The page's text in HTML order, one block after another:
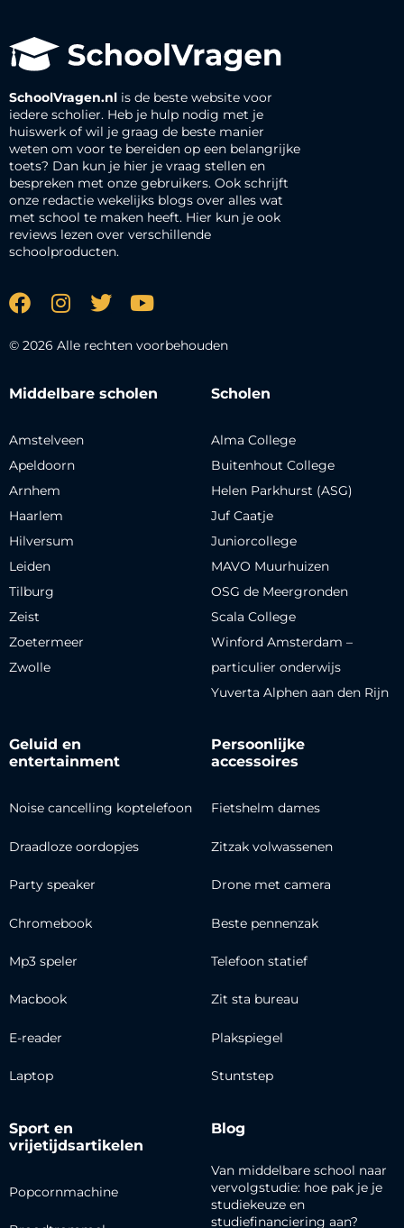
SchoolVragen.nl is de beste website voor
iedere scholier. Heb je hulp nodig met je
huiswerk of wil je graag de beste manier
weten om voor te bereiden op een belangrijke
toets? Dan kun je hier je vraag stellen en
bespreken met onze gebruikers. Ook schrijft
onze redactie wekelijks blogs over alles wat
met school te maken heeft. Hier kun je ook
reviews lezen over verschillende
schoolproducten.
© 2026 Alle rechten voorbehouden
Middelbare scholen
Amstelveen
Apeldoorn
Arnhem
Haarlem
Hilversum
Leiden
Tilburg
Zeist
Zoetermeer
Zwolle
Scholen
Alma College
Buitenhout College
Helen Parkhurst (ASG)
Juf Caatje
Juniorcollege
MAVO Muurhuizen
OSG de Meergronden
Scala College
Winford Amsterdam –
particulier onderwijs
Yuverta Alphen aan den Rijn
Geluid en
entertainment
Noise cancelling koptelefoon
Draadloze oordopjes
Party speaker
Chromebook
Mp3 speler
Macbook
E-reader
Laptop
Persoonlijke
accessoires
Fietshelm dames
Zitzak volwassenen
Drone met camera
Beste pennenzak
Telefoon statief
Zit sta bureau
Plakspiegel
Stuntstep
Sport en
vrijetijdsartikelen
Popcornmachine
Blog
Van middelbare school naar
vervolgstudie: hoe pak je je
studiekeuze en
studiefinanciering aan?